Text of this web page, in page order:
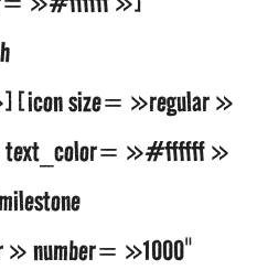
size= »regular »
text_color= »#ffffff »
number= »1000″